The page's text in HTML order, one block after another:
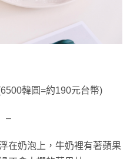
韓圓=約190元台幣)
–
在奶泡上， 牛奶裡有著蘋果